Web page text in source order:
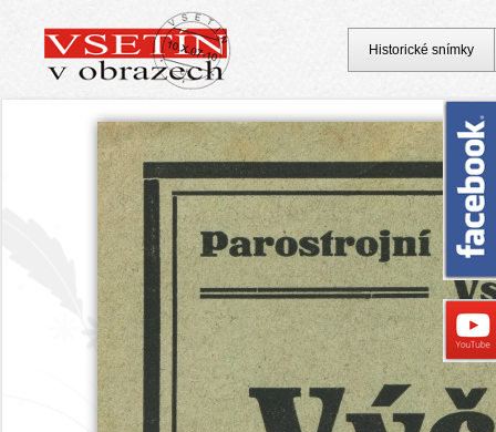
Historické snímky